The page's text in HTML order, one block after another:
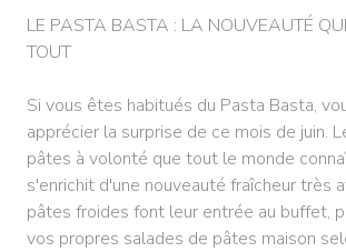
LE PASTA BASTA : LA NOUVEAUTÉ
TOUT
Si vous êtes habitués du Pasta Basta,
apprécier la surprise de ce mois de juin.
pâtes à volonté que tout le monde
s'enrichit d'une nouveauté fraîcheur très
pâtes froides font leur entrée au buffet,
vos propres salades de pâtes maison